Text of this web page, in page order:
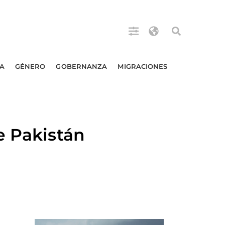
GÉNERO GOBERNANZA MIGRACIONES
Pakistán